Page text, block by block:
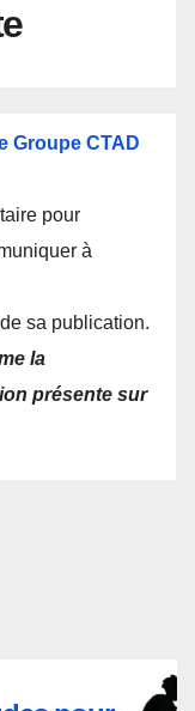
Groupe CTAD
pour
à
sa publication.
la
présente sur